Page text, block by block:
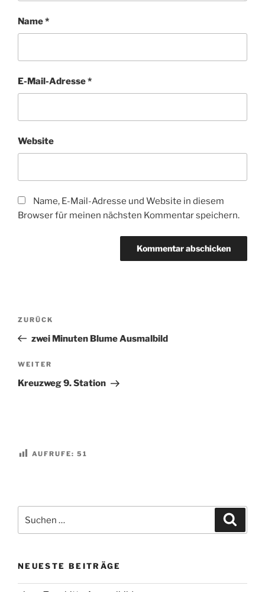
Name*
E-Mail-Adresse*
Website
Name, E-Mail-Adresse und Website in diesem
Browser für meinen nächsten Kommentar speichern.
Beitragsnavigation
Vorheriger
Beitrag
ZURÜCK
zwei Minuten Blume Ausmalbild
Nächster
Beitrag
WEITER
Kreuzweg 9. Station
AUFRUFE: 51
nach:
NEUESTE BEITRÄGE